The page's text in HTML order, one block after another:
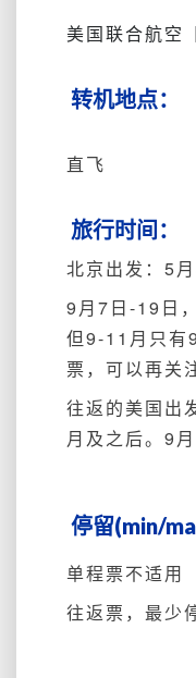
美国联合航空
转机地点：
直飞
旅行时间：
北京出发：5
9月7日-19日
但9-11月只有
票，可以再关
往返的美国出
月及之后。9
停留(min/
单程票不适用
往返票，最少